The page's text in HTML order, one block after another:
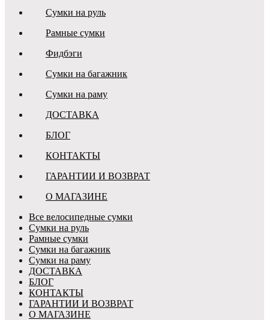
Сумки на руль
Рамные сумки
Фидбэги
Сумки на багажник
Сумки на раму
ДОСТАВКА
БЛОГ
КОНТАКТЫ
ГАРАНТИИ И ВОЗВРАТ
О МАГАЗИНЕ
Все велосипедные сумки
Сумки на руль
Рамные сумки
Сумки на багажник
Сумки на раму
ДОСТАВКА
БЛОГ
КОНТАКТЫ
ГАРАНТИИ И ВОЗВРАТ
О МАГАЗИНЕ